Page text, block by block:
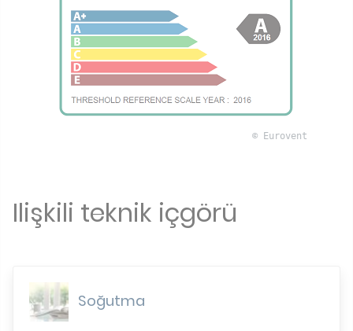
© Eurovent
Ilişkili teknik içgörü
Soğutma